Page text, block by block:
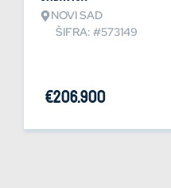
NOVI SAD
ŠIFRA: #573149
€206.900